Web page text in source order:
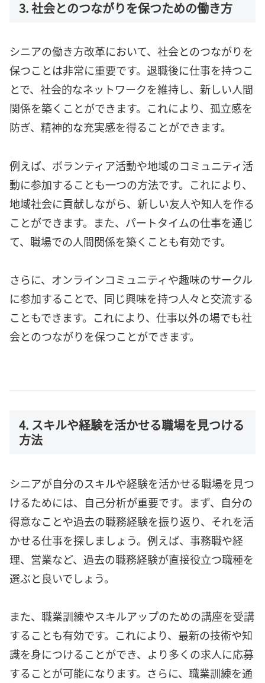
3. 社会とのつながりを保つための働き方
シニアの働き方改革において、社会とのつながりを
保つことは非常に重要です。退職後に仕事を持つこ
とで、社会的なネットワークを維持し、新しい人間
関係を築くことができます。これにより、孤立感を
防ぎ、精神的な充実感を得ることができます。
例えば、ボランティア活動や地域のコミュニティ活
動に参加することも一つの方法です。これにより、
地域社会に貢献しながら、新しい友人や知人を作る
ことができます。また、パートタイムの仕事を通じ
て、職場での人間関係を築くことも有効です。
さらに、オンラインコミュニティや趣味のサークル
に参加することで、同じ興味を持つ人々と交流する
こともできます。これにより、仕事以外の場でも社
会とのつながりを保つことができます。
4. スキルや経験を活かせる職場を見つける
方法
シニアが自分のスキルや経験を活かせる職場を見つ
けるためには、自己分析が重要です。まず、自分の
得意なことや過去の職務経験を振り返り、それを活
かせる仕事を探しましょう。例えば、事務職や経
理、営業など、過去の職務経験が直接役立つ職種を
選ぶと良いでしょう。
また、職業訓練やスキルアップのための講座を受講
することも有効です。これにより、最新の技術や知
識を身につけることができ、より多くの求人に応募
することが可能になります。さらに、職業訓練を通